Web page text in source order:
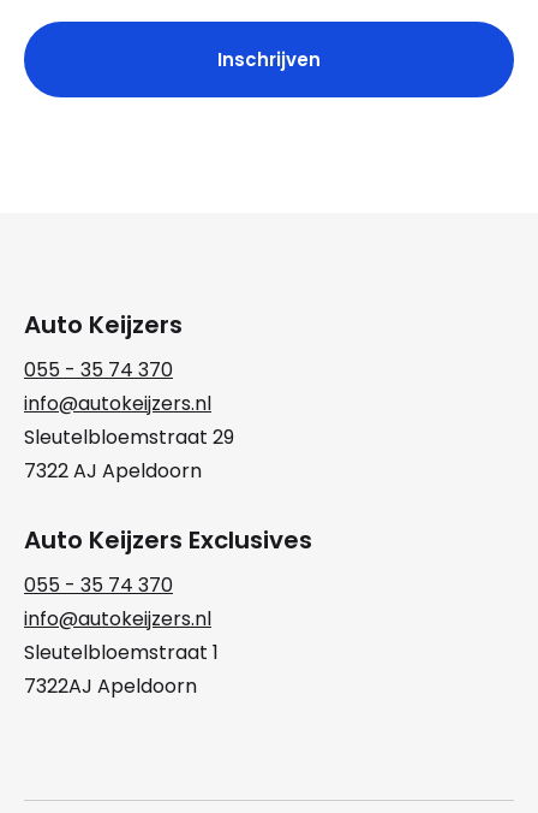
Auto Keijzers
055 - 35 74 370
info@autokeijzers.nl
Sleutelbloemstraat 29
7322 AJ Apeldoorn
Auto Keijzers Exclusives
055 - 35 74 370
info@autokeijzers.nl
Sleutelbloemstraat 1
7322AJ Apeldoorn